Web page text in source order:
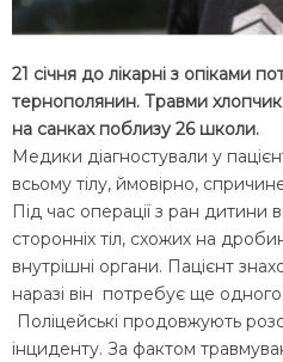
21 січня до лікарні з опіками
тернополянин. Травми
на санках поблизу 26 школи.
Медики діагностували у
всьому тілу, ймовірно,
Під час операції з ран дитини
сторонніх тіл, схожих на
внутрішні органи. Пацієнт
наразі він потребує ще одного
Поліцейські продовжують
інциденту. За фактом